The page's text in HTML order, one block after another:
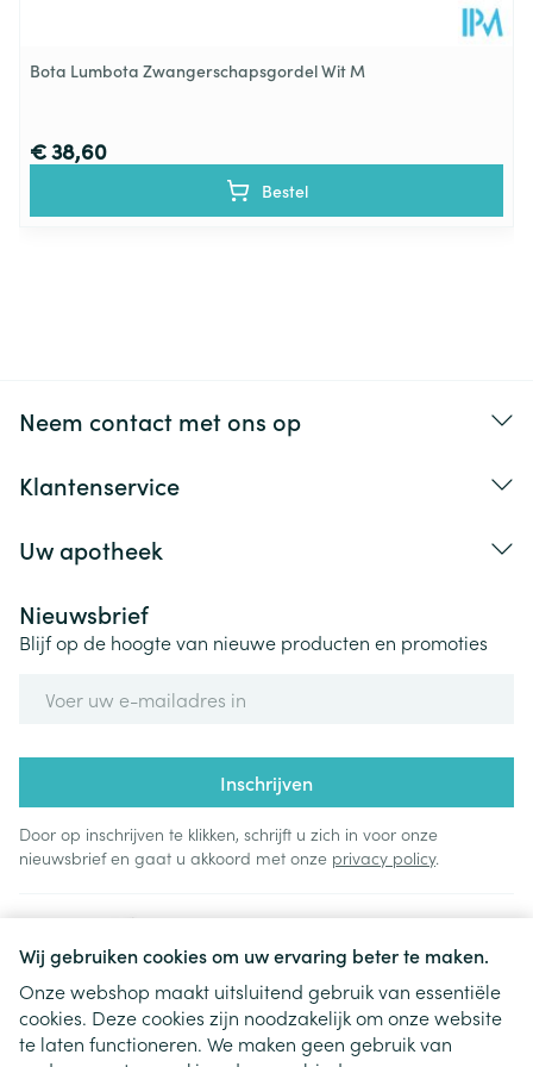
Wij gebruiken cookies om uw ervaring beter te maken.
Onze webshop maakt uitsluitend gebruik van essentiële
cookies. Deze cookies zijn noodzakelijk om onze website
te laten functioneren. We maken geen gebruik van
Bota Lumbota Zwangerschapsgordel Wit M
€ 38,60
Bestel
Neem contact met ons op
Klantenservice
Uw apotheek
Nieuwsbrief
Blijf op de hoogte van nieuwe producten en promoties
Inschrijven
Door op inschrijven te klikken, schrijft u zich in voor onze
nieuwsbrief en gaat u akkoord met onze privacy policy.
Juridische links